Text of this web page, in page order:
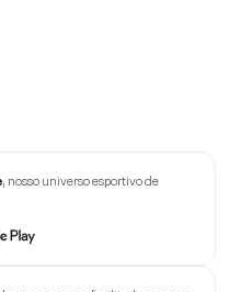
, nosso universo esportivo de